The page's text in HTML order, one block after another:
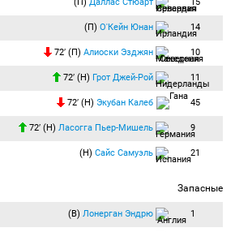
(П) О'Кейн Юнан 14
72′ (П) Алиоски Эзджян 10
72′ (Н) Грот Джей-Рой 11
72′ (Н) Экубан Калеб 45
72′ (Н) Ласогга Пьер-Мишель 9
(Н) Сайс Самуэль 21
Запасные
(В) Лонерган Эндрю 1